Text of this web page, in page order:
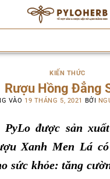
KIẾN THỨC
Rượu Hồng Đẳng
VÀO 19 THÁNG 5, 2021 BỞI
PyLo được sản
Xanh Men Lá
sức khỏe: tăng